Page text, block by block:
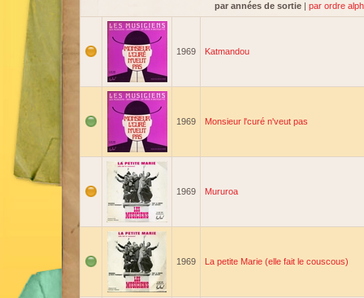
par années de sortie | par ordre
1969 Katmandou
1969 Monsieur l'curé n'veut pas
1969 Mururoa
1969 La petite Marie (elle fait le couscous)